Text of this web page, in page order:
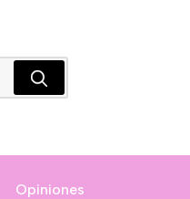
Opiniones